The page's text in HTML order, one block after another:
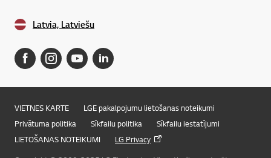
Latvia, Latviešu
VIETNES KARTE
LGE pakalpojumu lietošanas noteikumi
Privātuma politika
Sīkfailu politika
Sīkfailu iestatījumi
LIETOŠANAS NOTEIKUMI
LG Privacy